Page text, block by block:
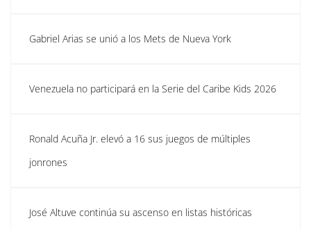
Gabriel Arias se unió a los Mets de Nueva York
Venezuela no participará en la Serie del Caribe Kids 2026
Ronald Acuña Jr. elevó a 16 sus juegos de múltiples
jonrones
José Altuve continúa su ascenso en listas históricas